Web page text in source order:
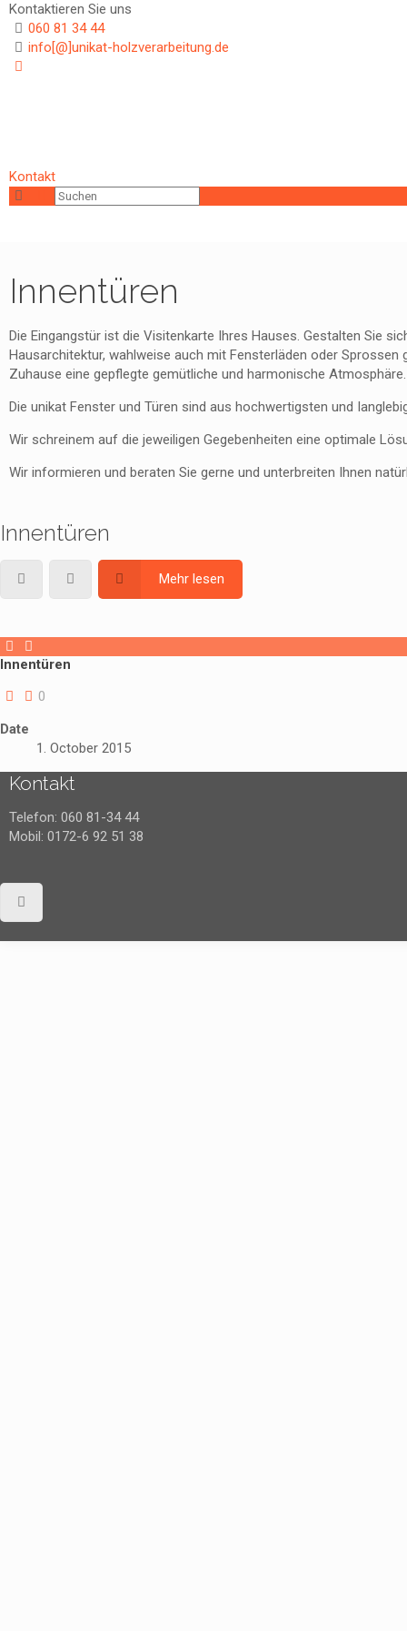
Kontaktieren Sie uns
060 81 34 44
info[@]unikat-holzverarbeitung.de
Kontakt
Innentüren
Die Eingangstür ist die Visitenkarte Ihres Hauses. Gestalten Sie
Hausarchitektur, wahlweise auch mit Fensterläden oder
Zuhause eine gepflegte gemütliche und harmonische Atmosphäre.
Die unikat Fenster und Türen sind aus hochwertigsten und
Wir schreinem auf die jeweiligen Gegebenheiten eine optimale
Wir informieren und beraten Sie gerne und unterbreiten Ihnen
Innentüren
Mehr lesen
Innentüren
0
Date
1. October 2015
Kontakt
Telefon: 060 81-34 44
Mobil: 0172-6 92 51 38